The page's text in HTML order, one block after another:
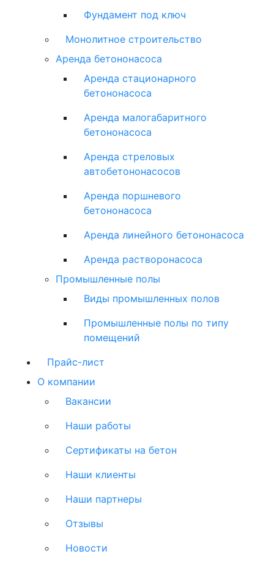
Фундамент под ключ
Монолитное строительство
Аренда бетононасоса
Аренда стационарного
бетононасоса
Аренда малогабаритного
бетононасоса
Аренда стреловых
автобетононасосов
Аренда поршневого
бетононасоса
Аренда линейного бетононасоса
Аренда растворонасоса
Промышленные полы
Виды промышленных полов
Промышленные полы по типу
помещений
Прайс-лист
О компании
Вакансии
Наши работы
Сертификаты на бетон
Наши клиенты
Наши партнеры
Отзывы
Новости